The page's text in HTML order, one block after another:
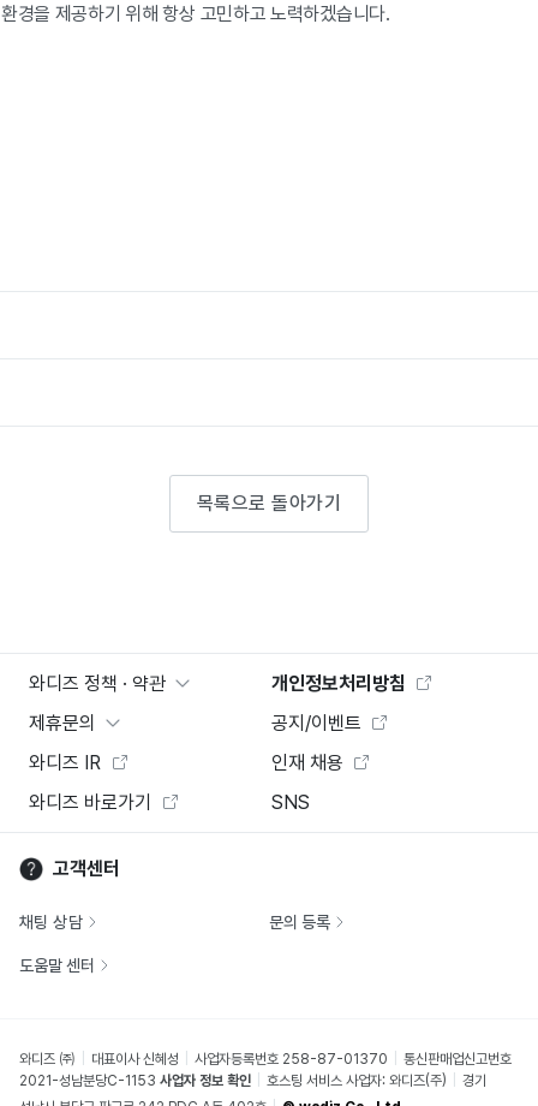
경을 제공하기 위해 항상 고민하고 노력하겠습니다.
목록으로 돌아가기
와디즈 정책 · 약관
개인정보처리방침
제휴문의
공지/이벤트
와디즈 IR
인재 채용
와디즈 바로가기
SNS
고객센터
채팅 상담 문의 등록
도움말 센터
와디즈 ㈜ 대표이사 신혜성 사업자등록번호 258-87-01370
통신판매업신고번호
2021-성남분당C-1153 사업자 정보 확인 호스팅 서비스 사업자: 와디즈(주)
경기